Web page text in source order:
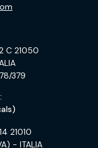
C 21050
379
21010
- ITALIA